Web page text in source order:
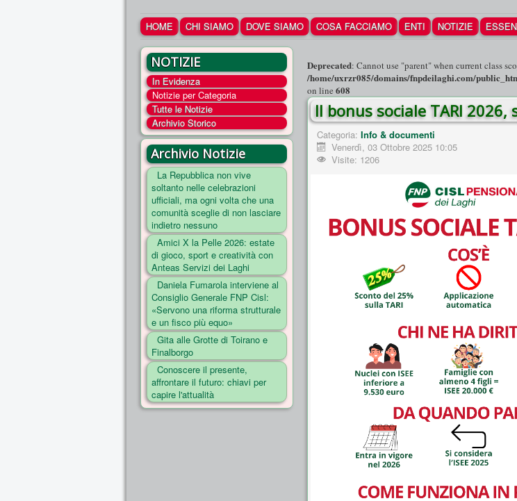
HOME CHI SIAMO DOVE SIAMO COSA FACCIAMO ENTI NOTIZIE
NOTIZIE
In Evidenza
Notizie per Categoria
Tutte le Notizie
Archivio Storico
Archivio Notizie
La Repubblica non vive
soltanto nelle celebrazioni
ufficiali, ma ogni volta che una
comunità sceglie di non lasciare
indietro nessuno
Amici X la Pelle 2026: estate
di gioco, sport e creatività con
Anteas Servizi dei Laghi
Daniela Fumarola interviene al
Consiglio Generale FNP Cisl:
«Servono una riforma strutturale
e un fisco più equo»
Gita alle Grotte di Toirano e
Finalborgo
Conoscere il presente,
affrontare il futuro: chiavi per
capire l'attualità
Deprecated: Cannot use "parent" when current class
/home/uxrzr085/domains/fnpdeilaghi.com/
on line 608
Il bonus sociale TARI 2026,
Categoria: Info & documenti
Venerdì, 03 Ottobre 2025 10:05
Visite: 1206